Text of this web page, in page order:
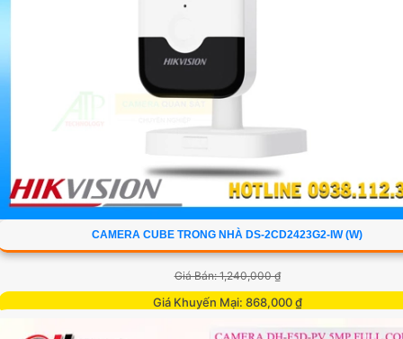
CAMERA CUBE TRONG NHÀ DS-2CD2423G2-IW (W)
Giá Bán: 1,240,000 ₫
Giá Khuyến Mại: 868,000 ₫